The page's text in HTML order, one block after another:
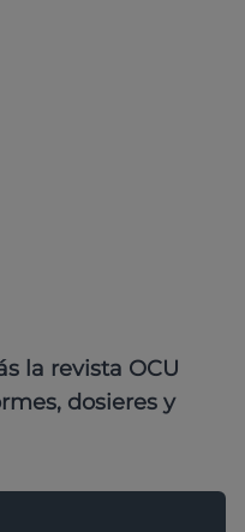
la revista OCU
dosieres y